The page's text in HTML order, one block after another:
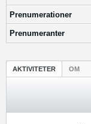
Prenumerationer
Prenumeranter
AKTIVITETER OM